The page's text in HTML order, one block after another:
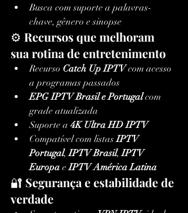
Busca com suporte a palavras-
chave, gênero e sinopse
⚙️ Recursos que melhoram
sua rotina de entretenimento
Recurso Catch Up IPTV com acesso
a programas passados
EPG IPTV Brasil e Portugal com
grade atualizada
Suporte a 4K Ultra HD IPTV
Compatível com listas IPTV
Portugal, IPTV Brasil, IPTV
Europa e IPTV América Latina
🔐 Segurança e estabilidade de
verdade